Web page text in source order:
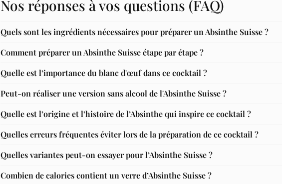
Nos réponses à vos questions (FAQ)
Quels sont les ingrédients nécessaires pour préparer un Absinthe Suisse ?
Comment préparer un Absinthe Suisse étape par étape ?
Quelle est l’importance du blanc d'œuf dans ce cocktail ?
Peut-on réaliser une version sans alcool de l'Absinthe Suisse ?
Quelle est l’origine et l’histoire de l’Absinthe qui inspire ce cocktail ?
Quelles erreurs fréquentes éviter lors de la préparation de ce cocktail ?
Quelles variantes peut-on essayer pour l’Absinthe Suisse ?
Combien de calories contient un verre d’Absinthe Suisse ?